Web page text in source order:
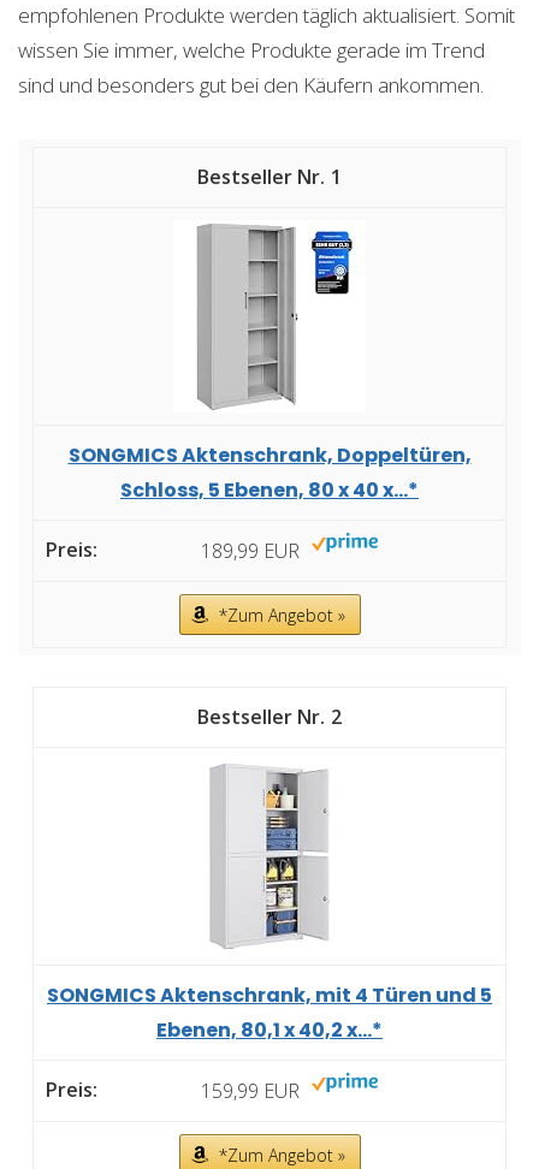
empfohlenen Produkte werden täglich aktualisiert. Somit
wissen Sie immer, welche Produkte gerade im Trend
sind und besonders gut bei den Käufern ankommen.
1
SONGMICS Aktenschrank, Doppeltüren,
Schloss, 5 Ebenen, 80 x 40 x...*
189,99 EUR
*Zum Angebot »
2
SONGMICS Aktenschrank, mit 4 Türen und 5
Ebenen, 80,1 x 40,2 x...*
159,99 EUR
*Zum Angebot »